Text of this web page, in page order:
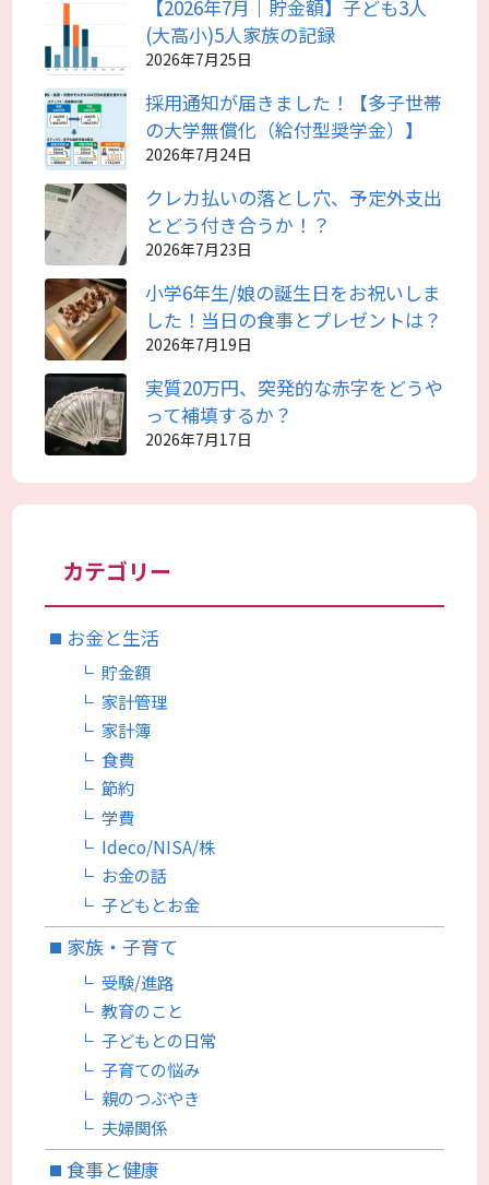
【2026年7月｜貯金額】子ども3人
(大高小)5人家族の記録
2026年7月25日
採用通知が届きました！【多子世帯
の大学無償化（給付型奨学金）】
2026年7月24日
クレカ払いの落とし穴、予定外支出
とどう付き合うか！？
2026年7月23日
小学6年生/娘の誕生日をお祝いしま
した！当日の食事とプレゼントは？
2026年7月19日
実質20万円、突発的な赤字をどうや
って補填するか？
2026年7月17日
カテゴリー
お金と生活
貯金額
家計管理
家計簿
食費
節約
学費
Ideco/NISA/株
お金の話
子どもとお金
家族・子育て
受験/進路
教育のこと
子どもとの日常
子育ての悩み
親のつぶやき
夫婦関係
食事と健康